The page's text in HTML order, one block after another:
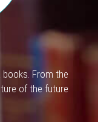
From the
of the future